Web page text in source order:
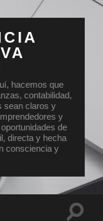
hacemos que
contabilidad,
sean claros y
y
de
directa y hecha
consciencia y